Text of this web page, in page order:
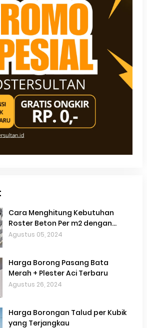
Cara Menghitung Kebutuhan
Roster Beton Per m2 dengan
Akurat
Agustus 05, 2024
Harga Borong Pasang Bata
Merah + Plester Aci Terbaru
Agustus 26, 2024
Harga Borongan Talud per Kubik
yang Terjangkau